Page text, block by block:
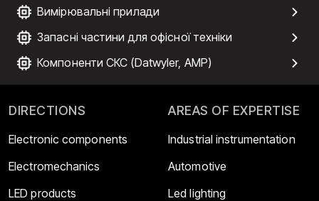
Вимірювальні прилади
Запасні частини для офісної техніки
Компоненти СКС (Datwyler, AMP)
DIRECTIONS
Electronic components
Electromechanics
LED products
AREAS OF EXPERTISE
Industrial instrumentation
Automotive
Led lighting